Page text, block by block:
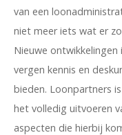
van een
niet meer iets wat er
Nieuwe ontwikkelingen
vergen kennis en
bieden. Loonpartners
het volledig uitvoeren
aspecten die hierbij